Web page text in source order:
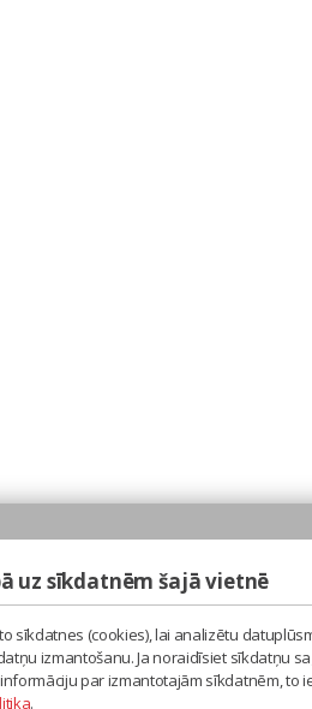
uz sīkdatnēm šajā vietnē
sīkdatnes (cookies), lai analizētu
izmantošanu. Ja noraidīsiet sīkdatņu
par izmantotajām sīkdatnēm,
.